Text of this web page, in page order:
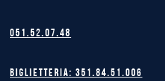
051.52.07.48
Biglietteria: 351.84.51.006